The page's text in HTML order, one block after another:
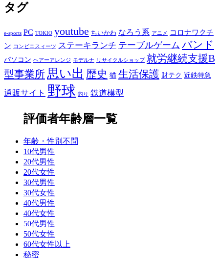
タグ
e-sports PC TOKIO youtube ちいかわ なろう系 アニメ
コロナワクチ
ン
コンビニスィーツ ステーキランチ テーブルゲーム バンド
パソコン ヘアーアレンジ モデルナ リサイクルショップ 就労継続支援B
型事業所 思い出 歴史 猫 生活保護 財テク 近鉄特急
通販サイト 野球 釣り 鉄道模型
評価者年齢層一覧
年齢・性別不問
10代男性
20代男性
20代女性
30代男性
30代女性
40代男性
40代女性
50代男性
50代女性
60代女性以上
秘密